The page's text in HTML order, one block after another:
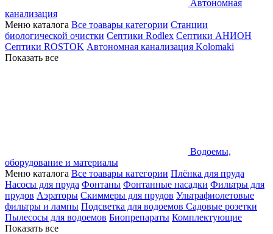
Автономная
канализация
Меню каталога Все тоавары категории Станции
биологической очистки Септики Rodlex Септики АНИОН
Септики ROSTOK Автономная канализация Kolomaki
Показать все
Водоемы,
оборудование и материалы
Меню каталога Все тоавары категории Плёнка для пруда
Насосы для пруда Фонтаны Фонтанные насадки Фильтры для
прудов Аэраторы Скиммеры для прудов Ультрафиолетовые
фильтры и лампы Подсветка для водоемов Садовые розетки
Пылесосы для водоемов Биопрепараты Комплектующие
Показать все